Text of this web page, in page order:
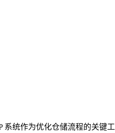
统作为优化仓储流程的关键